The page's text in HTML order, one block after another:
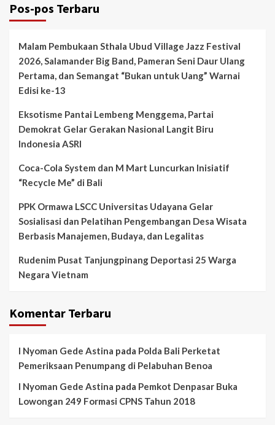
Pos-pos Terbaru
Malam Pembukaan Sthala Ubud Village Jazz Festival
2026, Salamander Big Band, Pameran Seni Daur Ulang
Pertama, dan Semangat “Bukan untuk Uang” Warnai
Edisi ke-13
Eksotisme Pantai Lembeng Menggema, Partai
Demokrat Gelar Gerakan Nasional Langit Biru
Indonesia ASRI
Coca-Cola System dan M Mart Luncurkan Inisiatif
“Recycle Me” di Bali
PPK Ormawa LSCC Universitas Udayana Gelar
Sosialisasi dan Pelatihan Pengembangan Desa Wisata
Berbasis Manajemen, Budaya, dan Legalitas
Rudenim Pusat Tanjungpinang Deportasi 25 Warga
Negara Vietnam
Komentar Terbaru
I Nyoman Gede Astina pada Polda Bali Perketat
Pemeriksaan Penumpang di Pelabuhan Benoa
I Nyoman Gede Astina pada Pemkot Denpasar Buka
Lowongan 249 Formasi CPNS Tahun 2018